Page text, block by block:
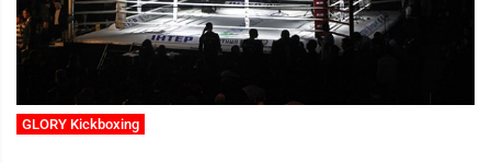
GLORY Kickboxing